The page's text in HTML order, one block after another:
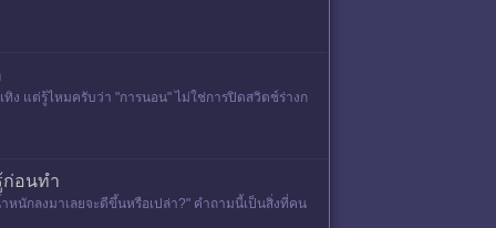
ง แต่รู้ไหมครับว่า "การนอน" ไม่ใช่การปิดสวิตช์ร่างก
ก่อนทำ
นักลงมาเลยจะดีขึ้นหรือเปล่า?" คำถามนี้เป็นสิ่งที่คน